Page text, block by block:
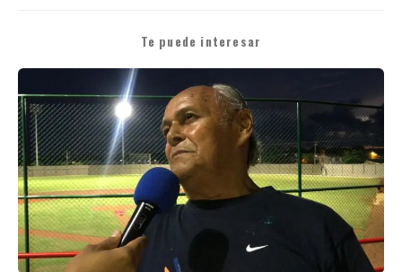
Te puede interesar